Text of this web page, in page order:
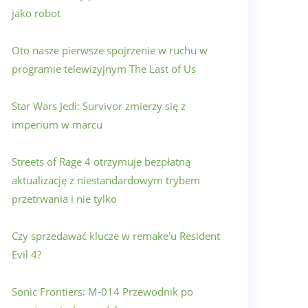
jako robot
Oto nasze pierwsze spojrzenie w ruchu w
programie telewizyjnym The Last of Us
Star Wars Jedi: Survivor zmierzy się z
imperium w marcu
Streets of Rage 4 otrzymuje bezpłatną
aktualizację z niestandardowym trybem
przetrwania i nie tylko
Czy sprzedawać klucze w remake'u Resident
Evil 4?
Sonic Frontiers: M-014 Przewodnik po